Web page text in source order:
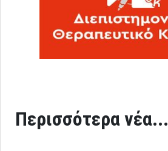
Περισσότερα νέα...